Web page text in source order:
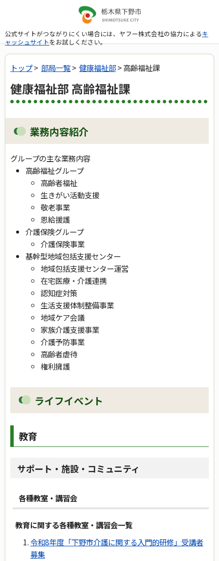
公式サイトがつながりにくい場合には、ヤフー株式会社の協力によるキ
ャッシュサイトをお試しください。
トップ> 部局一覧> 健康福祉部> 高齢福祉課
健康福祉部 高齢福祉課
業務内容紹介
グループの主な業務内容
高齢福祉グループ
高齢者福祉
生きがい活動支援
敬老事業
恩給援護
介護保険グループ
介護保険事業
基幹型地域包括支援センター
地域包括支援センター運営
在宅医療・介護連携
認知症対策
生活支援体制整備事業
地域ケア会議
家族介護支援事業
介護予防事業
高齢者虐待
権利擁護
ライフイベント
教育
サポート・施設・コミュニティ
各種教室・講習会
教育に関する各種教室・講習会一覧
令和8年度「下野市介護に関する入門的研修」受講者
募集